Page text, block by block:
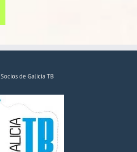
Socios de Galicia TB